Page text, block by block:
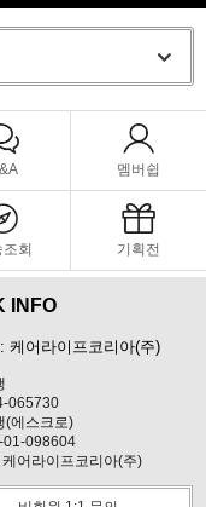
멤버쉽
회 기획전
INFO
케어라이프코리아(주)
065730
(에스크로)
01-098604
어라이프코리아(주)